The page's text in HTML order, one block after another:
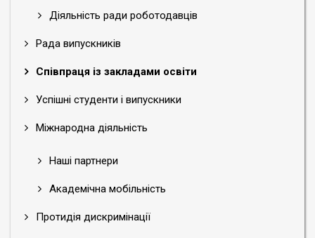
Діяльність ради роботодавців
Рада випускників
Співпраця із закладами освіти
Успішні студенти і випускники
Міжнародна діяльність
Наші партнери
Академічна мобільність
Протидія дискримінації